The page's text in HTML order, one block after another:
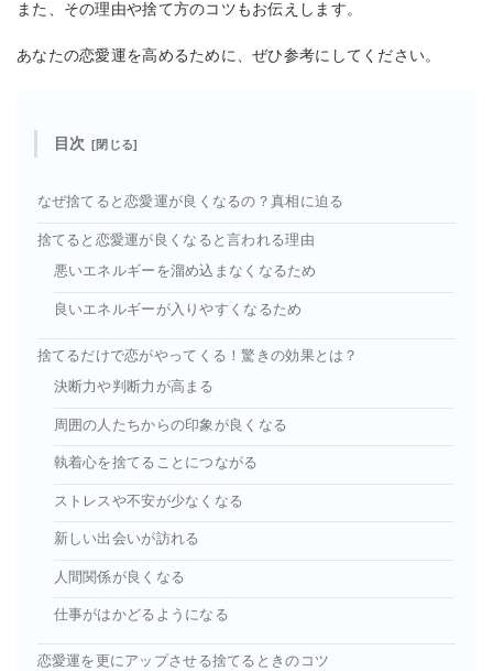
また、その理由や捨て方のコツもお伝えします。
あなたの恋愛運を高めるために、ぜひ参考にしてください。
目次
なぜ捨てると恋愛運が良くなるの？真相に迫る
捨てると恋愛運が良くなると言われる理由
悪いエネルギーを溜め込まなくなるため
良いエネルギーが入りやすくなるため
捨てるだけで恋がやってくる！驚きの効果とは？
決断力や判断力が高まる
周囲の人たちからの印象が良くなる
執着心を捨てることにつながる
ストレスや不安が少なくなる
新しい出会いが訪れる
人間関係が良くなる
仕事がはかどるようになる
恋愛運を更にアップさせる捨てるときのコツ